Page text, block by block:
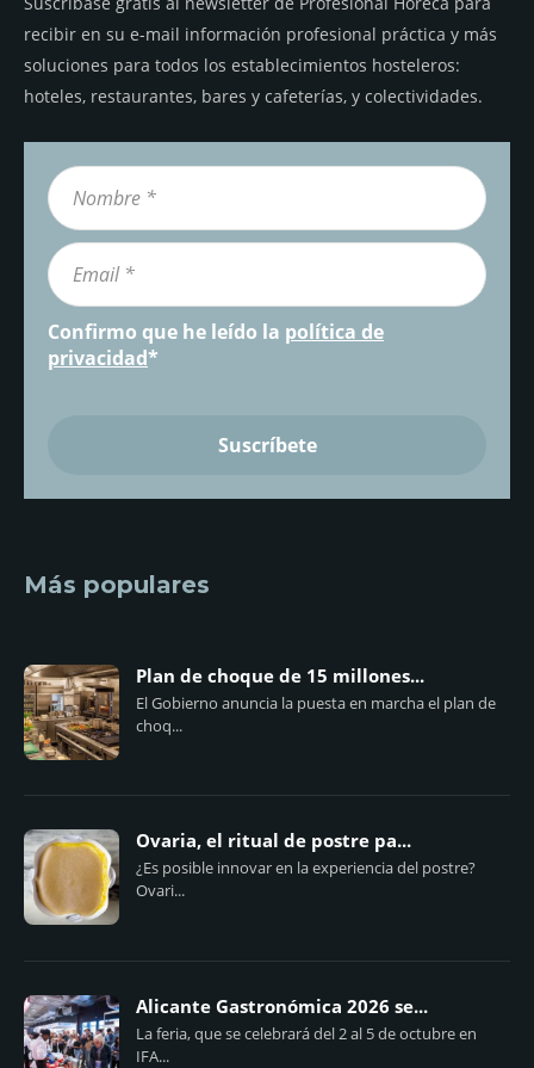
recibir en su e-mail información profesional práctica y más
soluciones para todos los establecimientos hosteleros:
hoteles, restaurantes, bares y cafeterías, y colectividades.
Confirmo que he leído la política de
privacidad*
Más populares
Plan de choque de 15 millones...
El Gobierno anuncia la puesta en marcha el plan de
choq...
Ovaria, el ritual de postre pa...
¿Es posible innovar en la experiencia del postre?
Ovari...
Alicante Gastronómica 2026 se...
La feria, que se celebrará del 2 al 5 de octubre en
IFA...